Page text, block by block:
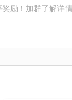
励！加群了解详情